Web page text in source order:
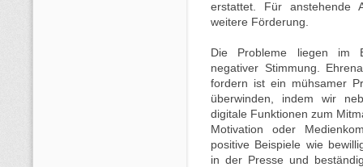
erstattet. Für anstehende
weitere Förderung.
Die Probleme liegen im
negativer Stimmung.
fordern ist ein mühsamer
überwinden, indem wir
digitale Funktionen zum
Motivation oder
positive Beispiele wie
in der Presse und